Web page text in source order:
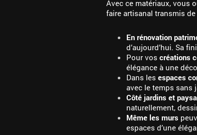
Avec ce matériaux, vous
faire artisanal transmis
En rénovation
d’aujourd’hui. Sa
Pour vos créations
élégance à une
Dans les espaces
avec le temps sans
Côté jardins et
naturellement,
Même les murs
espaces d’une